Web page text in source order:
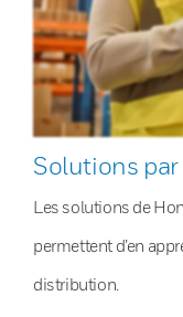
Solutions
Les solutions de
permettent d’en
distribution.